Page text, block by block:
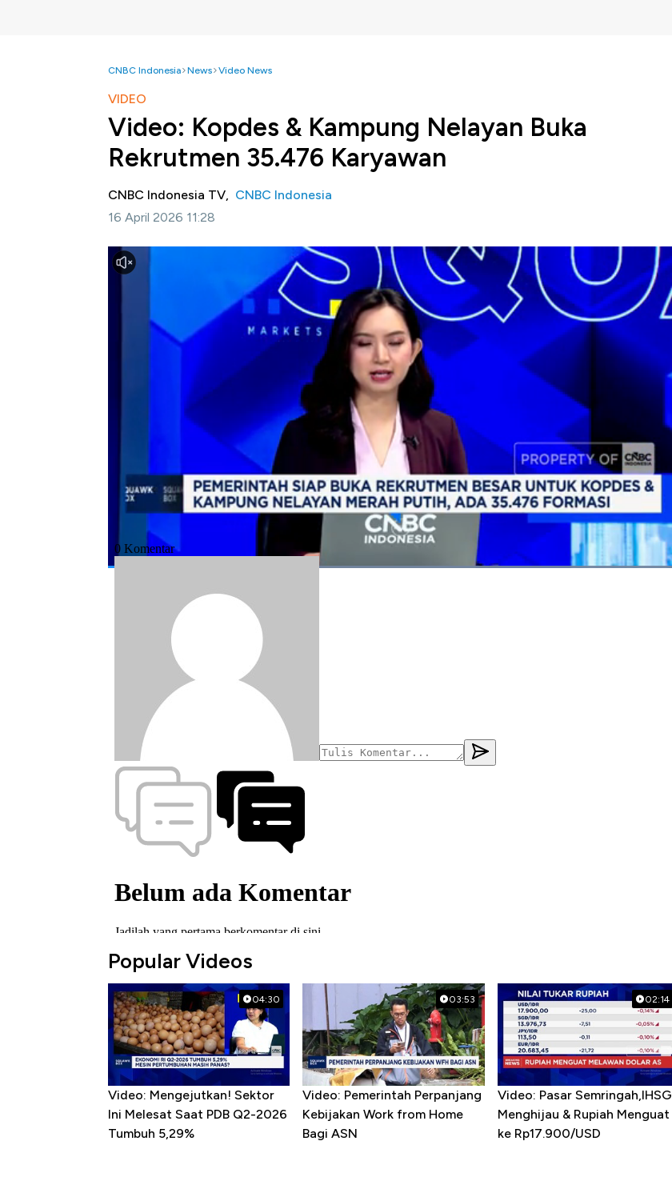
CNBC Indonesia News Video News
VIDEO
Video: Kopdes & Kampung Nelayan Buka
Rekrutmen 35.476 Karyawan
CNBC Indonesia TV, CNBC Indonesia
16 April 2026 11:28
Jakarta, CNBC Indonesia -
Menteri Koordinator Bidang Pangan, Zulkifli Hasan, mengungkapkan
pemerintah akan membuka rekrutmen untuk mendukung program Koperasi Desa Merah Putih dan
Kampung Nelayan Merah Putih. Rekrutmen ini akan dilakukan secara bertahap, dimulai dengan
puluhan ribu formasi pada tahap awal.
Selengkapnya dalam program Squawk Box CNBC Indonesia (Kamis, 16/04/2026) berikut ini.
#kopdes merah putih #kampung nelayan merah putih
Popular Videos
04:30
Video: Mengejutkan! Sektor
Ini Melesat Saat PDB Q2-2026
Tumbuh 5,29%
03:53
Video: Pemerintah Perpanjang
Kebijakan Work from Home
Bagi ASN
02:14
Video: Pasar Semringah,IHSG
Menghijau & Rupiah Menguat
ke Rp17.900/USD